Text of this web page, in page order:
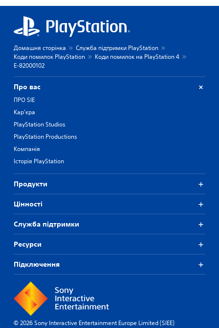
Домашня сторінка
Служба підтримки PlayStation
Коди помилок PlayStation
Коди помилок на PlayStation 4
E-82000102
Про вас
ПРО SIE
Кар'єра
PlayStation Studios
PlayStation Productions
Компанія
Історія PlayStation
Продукти
Цiнностi
Служба підтримки
Ресурси
Підключення
© 2026 Sony Interactive Entertainment Europe Limited (SIEE)